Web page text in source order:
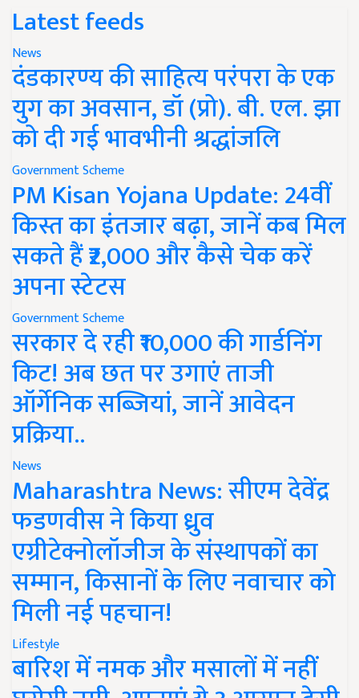
Latest feeds
News
दंडकारण्य की साहित्य परंपरा के एक
युग का अवसान, डॉ (प्रो). बी. एल. झा
को दी गई भावभीनी श्रद्धांजलि
Government Scheme
PM Kisan Yojana Update: 24वीं
किस्त का इंतजार बढ़ा, जानें कब मिल
सकते हैं ₹2,000 और कैसे चेक करें
अपना स्टेटस
Government Scheme
सरकार दे रही ₹10,000 की गार्डनिंग
किट! अब छत पर उगाएं ताजी
ऑर्गेनिक सब्जियां, जानें आवेदन
प्रक्रिया..
News
Maharashtra News: सीएम देवेंद्र
फडणवीस ने किया ध्रुव
एग्रीटेक्नोलॉजीज के संस्थापकों का
सम्मान, किसानों के लिए नवाचार को
मिली नई पहचान!
Lifestyle
बारिश में नमक और मसालों में नहीं